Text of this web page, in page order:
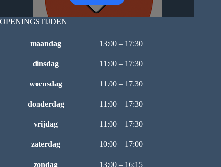
OPENINGSTIJDEN
maandag 13:00 – 17:30
dinsdag 11:00 – 17:30
woensdag 11:00 – 17:30
donderdag 11:00 – 17:30
vrijdag 11:00 – 17:30
zaterdag 10:00 – 17:00
zondag 13:00 – 16:15